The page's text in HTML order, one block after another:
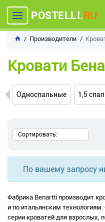
POSTELLI.RU
Производители
Кровати
Односпальные 1,5
Сортировать:
По вашему запросу
Фабрика Benartti производит
и по итальянским
серии кроватей для взрослых,